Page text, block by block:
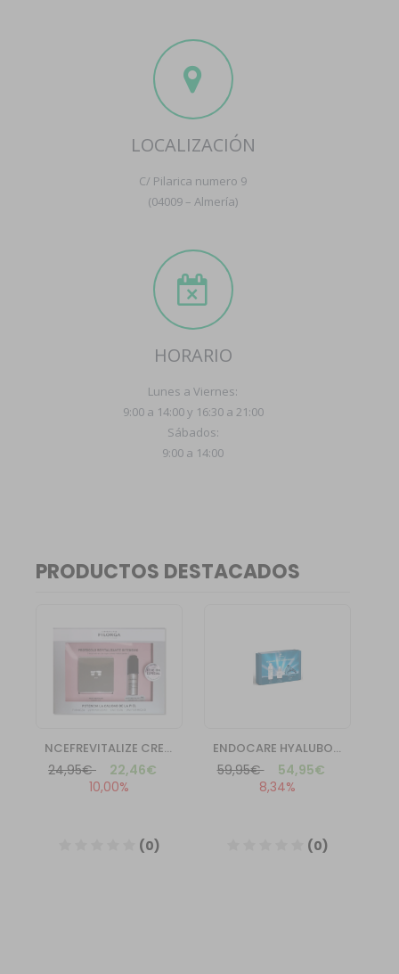
LOCALIZACIÓN
C/ Pilarica numero 9
(04009 – Almería)
HORARIO
Lunes a Viernes:
9:00 a 14:00 y 16:30 a 21:00
Sábados:
9:00 a 14:00